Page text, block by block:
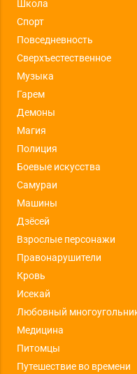
Школа
Спорт
Повседневность
Сверхъестественное
Музыка
Гарем
Демоны
Магия
Полиция
Боевые искусства
Самураи
Машины
Дзёсей
Взрослые персонажи
Правонарушители
Кровь
Исекай
Любовный
Медицина
Питомцы
Путешествие во времени